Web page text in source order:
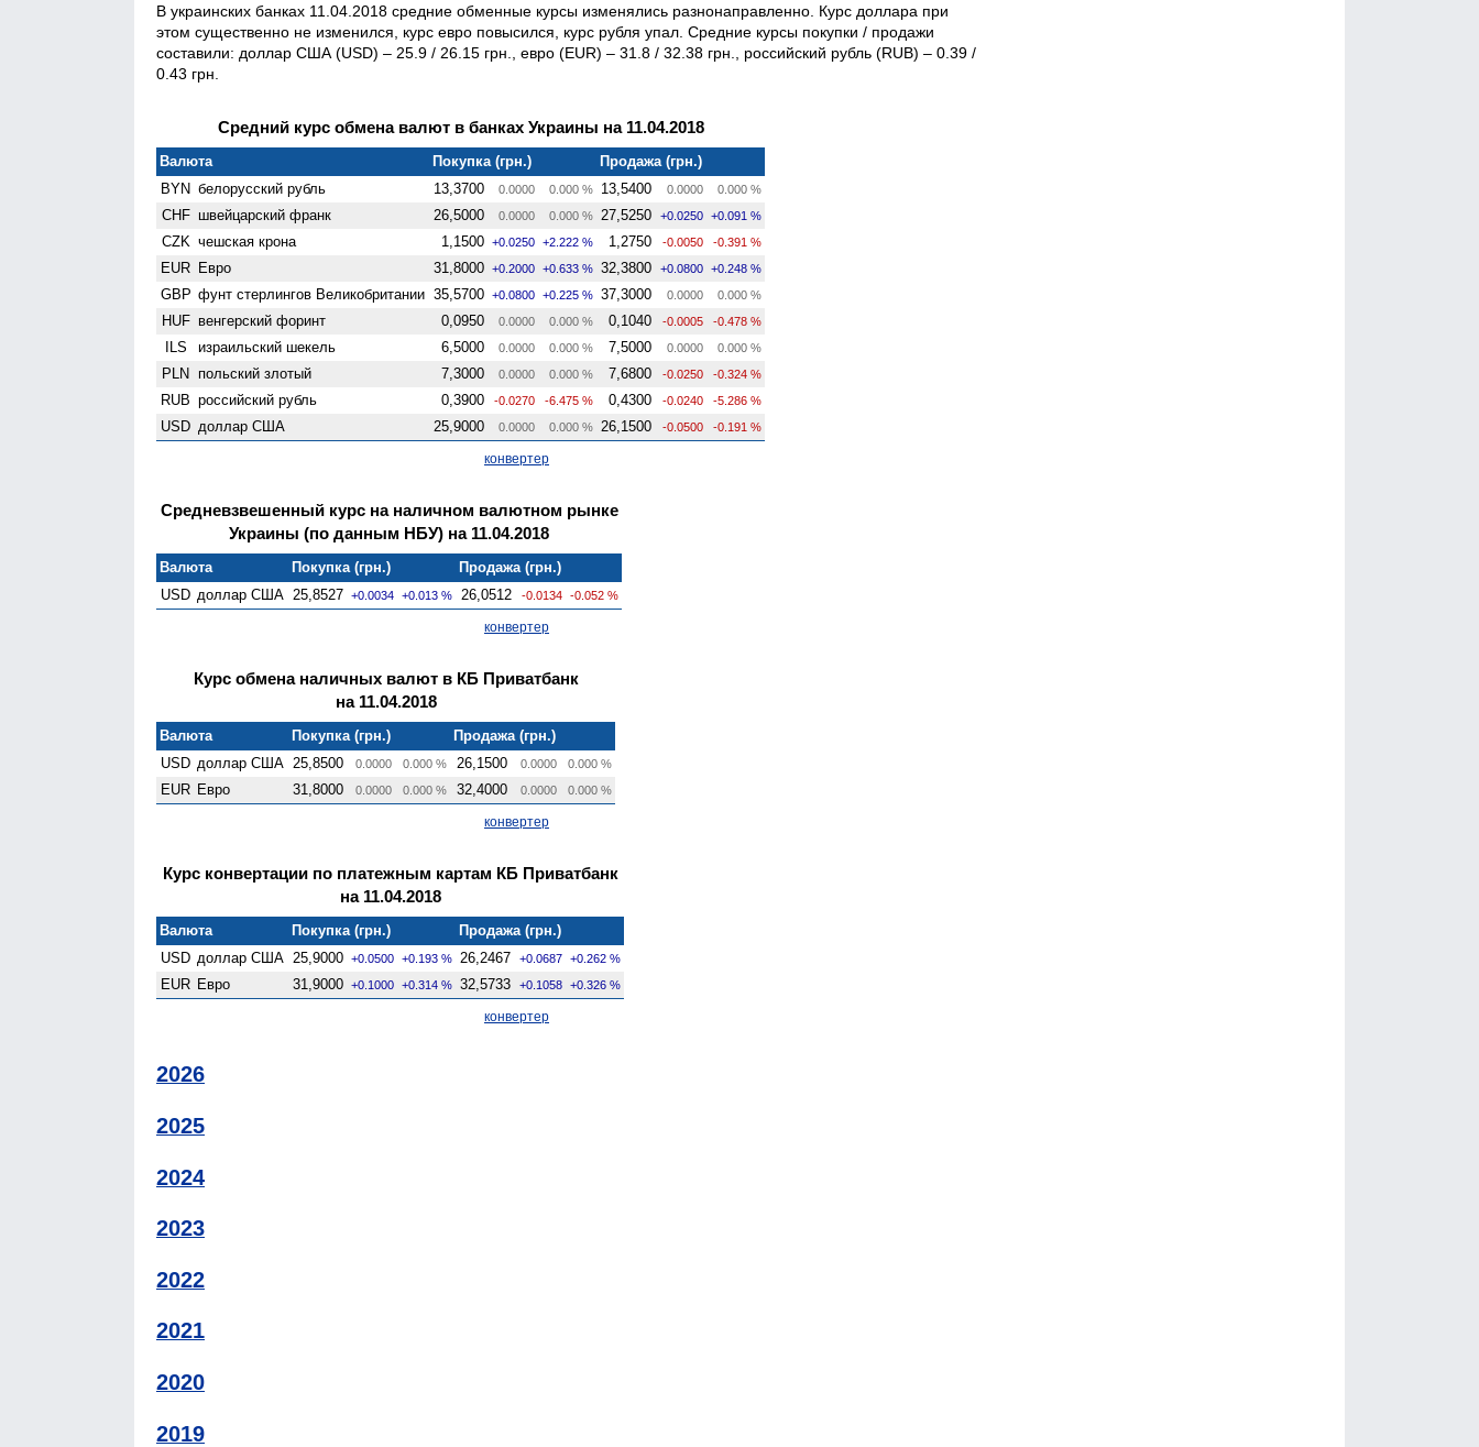
В украинских банках 11.04.2018 средние обменные курсы изменялись разнонаправленно. Курс доллара при
этом существенно не изменился, курс евро повысился, курс рубля упал. Средние курсы покупки / продажи
составили: доллар США (USD) – 25.9 / 26.15 грн., евро (EUR) – 31.8 / 32.38 грн., российский рубль (RUB) – 0.39 /
0.43 грн.
Средний курс обмена валют в банках Украины на 11.04.2018
Валюта Покупка (грн.)
Продажа (грн.)
BYN белорусский рубль 13,3700 0.0000 0.000 % 13,5400 0.0000 0.000 %
CHF швейцарский франк 26,5000 0.0000 0.000 % 27,5250 +0.0250 +0.091 %
CZK чешская крона 1,1500 +0.0250 +2.222 % 1,2750 -0.0050 -0.391 %
EUR Евро 31,8000 +0.2000 +0.633 % 32,3800 +0.0800 +0.248 %
GBP фунт стерлингов Велико­британии 35,5700 +0.0800 +0.225 % 37,3000 0.0000 0.000 %
HUF венгерский форинт 0,0950 0.0000 0.000 % 0,1040 -0.0005 -0.478 %
ILS израильский шекель 6,5000 0.0000 0.000 % 7,5000 0.0000 0.000 %
PLN польский злотый 7,3000 0.0000 0.000 % 7,6800 -0.0250 -0.324 %
RUB российский рубль 0,3900 -0.0270 -6.475 % 0,4300 -0.0240 -5.286 %
USD доллар США 25,9000 0.0000 0.000 % 26,1500 -0.0500 -0.191 %
конвертер
Средневзвешенный курс на наличном валютном рынке
Украины (по данным НБУ) на 11.04.2018
Валюта Покупка (грн.)
Продажа (грн.)
USD доллар США 25,8527 +0.0034 +0.013 % 26,0512 -0.0134 -0.052 %
конвертер
Курс обмена наличных валют в КБ Приватбанк
на 11.04.2018
Валюта Покупка (грн.)
Продажа (грн.)
USD доллар США 25,8500 0.0000 0.000 % 26,1500 0.0000 0.000 %
EUR Евро 31,8000 0.0000 0.000 % 32,4000 0.0000 0.000 %
конвертер
Курс конвертации по платежным картам КБ Приватбанк
на 11.04.2018
Валюта Покупка (грн.)
Продажа (грн.)
USD доллар США 25,9000 +0.0500 +0.193 % 26,2467 +0.0687 +0.262 %
EUR Евро 31,9000 +0.1000 +0.314 % 32,5733 +0.1058 +0.326 %
конвертер
2026
2025
2024
2023
2022
2021
2020
2019